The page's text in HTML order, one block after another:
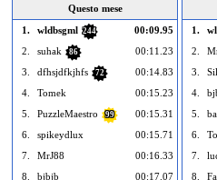
Questo mese
1.
wldbsgml 244
00:09.95
2.
suhak 86
00:11.23
3.
dfhsjdfkjhfs 72
00:14.83
4.
Tomek
00:15.23
5.
PuzzleMaestro 99
00:15.31
6.
spikeydlux
00:15.71
7.
MrJ88
00:16.33
8.
bjbjb
00:17.07
1.
2.
3.
4.
5.
6.
7.
8.